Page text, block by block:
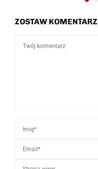
ZOSTAW KOMENTARZ